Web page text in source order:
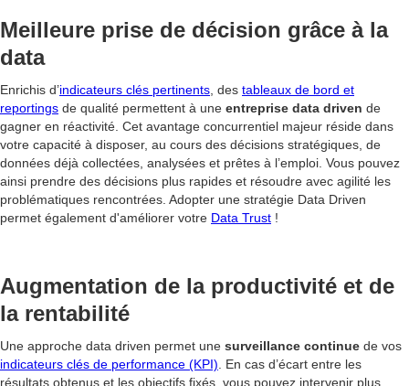
Meilleure prise de décision grâce à la
data
Enrichis d’indicateurs clés pertinents , des tableaux de bord et
reportings de qualité permettent à une entreprise data driven de
gagner en réactivité. Cet avantage concurrentiel majeur réside dans
votre capacité à disposer, au cours des décisions stratégiques, de
données déjà collectées, analysées et prêtes à l’emploi. Vous pouvez
ainsi prendre des décisions plus rapides et résoudre avec agilité les
problématiques rencontrées. Adopter une stratégie Data Driven
permet également d'améliorer votre Data Trust !
Augmentation de la productivité et de
la rentabilité
Une approche data driven permet une surveillance continue de vos
indicateurs clés de performance (KPI) . En cas d’écart entre les
résultats obtenus et les objectifs fixés, vous pouvez intervenir plus